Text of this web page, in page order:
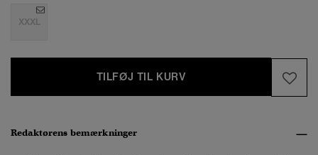
XXXL
TILFØJ TIL KURV
Redaktørens bemærkninger